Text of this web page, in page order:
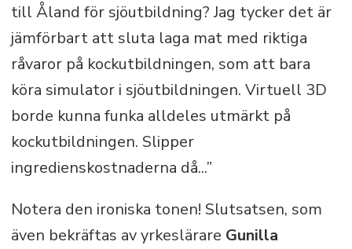
till Åland för sjöutbildning? Jag tycker det är
jämförbart att sluta laga mat med riktiga
råvaror på kockutbildningen, som att bara
köra simulator i sjöutbildningen. Virtuell 3D
borde kunna funka alldeles utmärkt på
kockutbildningen. Slipper
ingredienskostnaderna då...”
Notera den ironiska tonen! Slutsatsen, som
även bekräftas av yrkeslärare Gunilla